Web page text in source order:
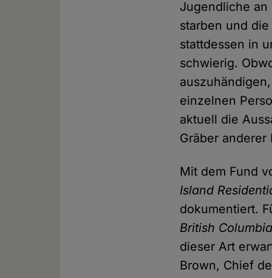
Jugendliche an
starben und
stattdessen in
schwierig.
einzelnen
aktuell die
Gräber anderer
Mit dem Fund
Island
dokumentiert.
British
dieser Art
Brown, Chief